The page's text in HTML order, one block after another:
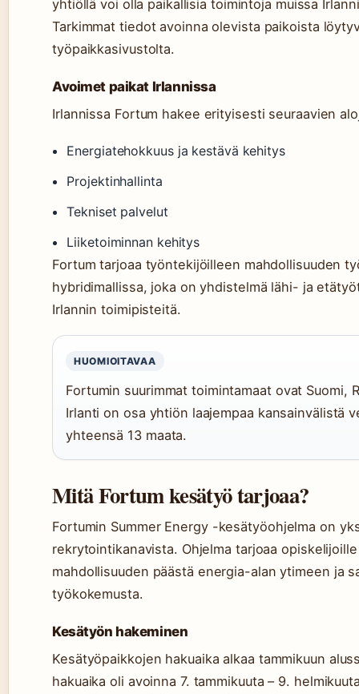
yhtiöllä voi olla paikallisia toimintoja muissa
Tarkimmat tiedot avoinna olevista paikoista
työpaikkasivustolta.
Avoimet paikat Irlannissa
Irlannissa Fortum hakee erityisesti seuraavien
Energiatehokkuus ja kestävä kehitys
Projektinhallinta
Tekniset palvelut
Liiketoiminnan kehitys
Fortum tarjoaa työntekijöilleen mahdollisuuden
hybridimallissa, joka on yhdistelmä lähi- ja
Irlannin toimipisteitä.
HUOMIOITAVAA
Fortumin suurimmat toimintamaat ovat Suomi,
Irlanti on osa yhtiön laajempaa kansainvälistä
yhteensä 13 maata.
Mitä Fortum kesätyö tarjoaa?
Fortumin Summer Energy -kesätyöohjelma on
rekrytointikanavista. Ohjelma tarjoaa
mahdollisuuden päästä energia-alan ytimeen ja
työkokemusta.
Kesätyön hakeminen
Kesätyöpaikkojen hakuaika alkaa tammikuun
hakuaika oli avoinna 7. tammikuuta – 9.